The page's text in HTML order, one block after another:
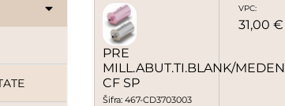
PRE
MILL.ABUT.TI.BLANK/
CF SP
Šifra: 467-CD3703003
VPC:
31,00 €